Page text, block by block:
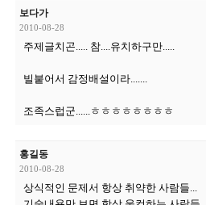
보다가
2010-08-28
주제글치곤..... 참....유치하구만.....
빌붙어서 감정배설이라.......
조족스럽군......ㅎㅎㅎㅎㅎㅎㅎㅎ
홍길동
2010-08-28
상식적인 문제서 항상 취약한 사람들...